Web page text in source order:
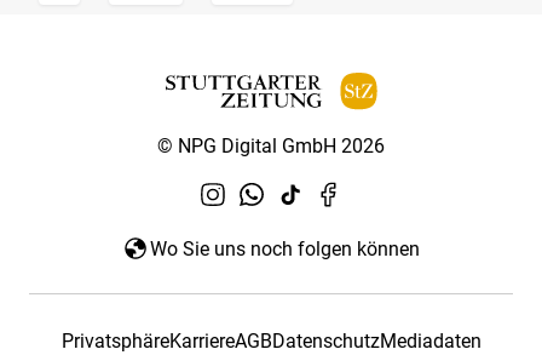
© NPG Digital GmbH 2026
Wo Sie uns noch folgen können
PrivatsphäreKarriereAGBDatenschutzMediadaten